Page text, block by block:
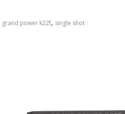
grand power k22f, single shot